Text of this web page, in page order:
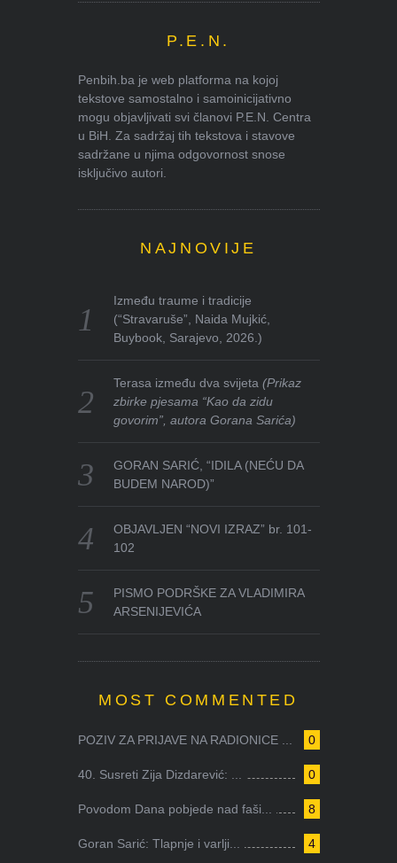
P.E.N.
Penbih.ba je web platforma na kojoj
tekstove samostalno i samoinicijativno
mogu objavljivati svi članovi P.E.N. Centra
u BiH. Za sadržaj tih tekstova i stavove
sadržane u njima odgovornost snose
isključivo autori.
NAJNOVIJE
Između traume i tradicije
(“Stravaruše”, Naida Mujkić,
Buybook, Sarajevo, 2026.)
Terasa između dva svijeta(Prikaz
zbirke pjesama “Kao da zidu
govorim”, autora Gorana Sarića)
GORAN SARIĆ, “IDILA (NEĆU DA
BUDEM NAROD)”
OBJAVLJEN “NOVI IZRAZ” br. 101-
102
PISMO PODRŠKE ZA VLADIMIRA
ARSENIJEVIĆA
MOST COMMENTED
0
POZIV ZA PRIJAVE NA RADIONICE ...
0
40. Susreti Zija Dizdarević: ...
8
Povodom Dana pobjede nad faši...
4
Goran Sarić: Tlapnje i varlji...